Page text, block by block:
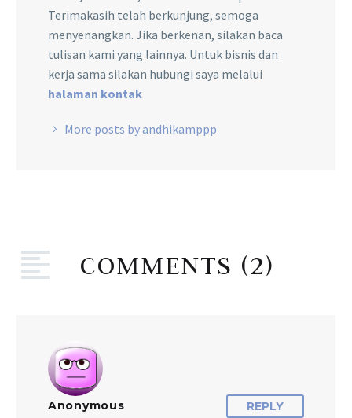
Terimakasih telah berkunjung, semoga
menyenangkan. Jika berkenan, silakan baca
tulisan kami yang lainnya. Untuk bisnis dan
kerja sama silakan hubungi saya melalui
halaman kontak
More posts by andhikamppp
COMMENTS (2)
Anonymous
REPLY